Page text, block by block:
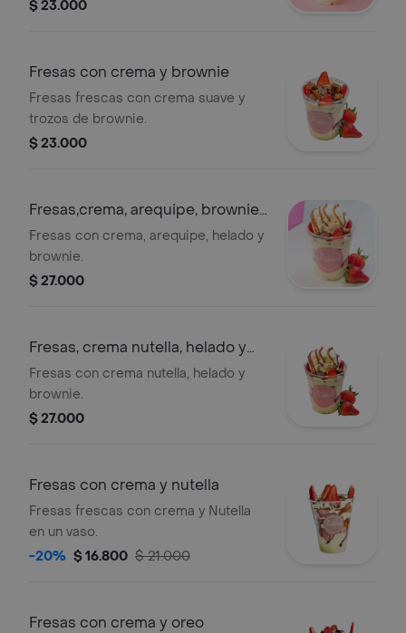
$ 23.000
Fresas con crema y brownie
Fresas frescas con crema suave y
trozos de brownie.
$ 23.000
Fresas,crema, arequipe, brownie
y helado
Fresas con crema, arequipe, helado y
brownie.
$ 27.000
Fresas, crema nutella, helado y
brownie
Fresas con crema nutella, helado y
brownie.
$ 27.000
Fresas con crema y nutella
Fresas frescas con crema y Nutella
en un vaso.
-20% $ 16.800 $ 21.000
Fresas con crema y oreo